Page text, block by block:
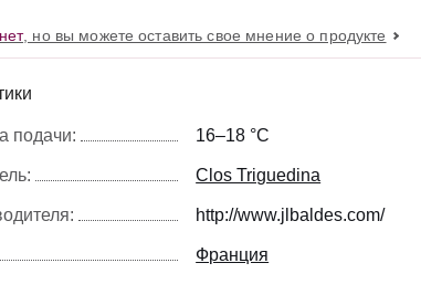
, но вы можете оставить свое мнение о продукте
подачи: 16–18 °С
Clos Triguedina
http://www.jlbaldes.com/
Франция